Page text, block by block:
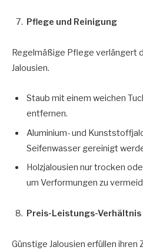
Pflege und Reinigung
Regelmäßige Pflege verlängert
Jalousien.
Staub mit einem weichen
entfernen.
Aluminium- und
Seifenwasser gereinigt
Holzjalousien nur trocken
um Verformungen zu
Preis-Leistungs-Verhältnis
Günstige Jalousien erfüllen ihren